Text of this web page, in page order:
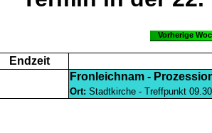
Vorherige
Endzeit
Fronleichnam -
Ort: Stadtkirche - Treffpunkt